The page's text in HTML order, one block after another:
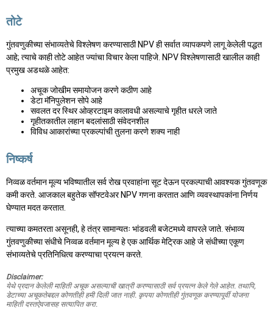
तोटे
गुंतवणुकीच्या संभाव्यतेचे विश्लेषण करण्यासाठी NPV ही सर्वात व्यापकपणे लागू केलेली पद्धत
आहे; त्याचे काही तोटे आहेत ज्यांचा विचार केला पाहिजे. NPV विश्लेषणासाठी खालील काही
प्रमुख अडथळे आहेत:
अचूक जोखीम समायोजन करणे कठीण आहे
डेटा मॅनिपुलेशन सोपे आहे
सवलत दर स्थिर ओव्हरटाइम कालावधी असल्याचे गृहीत धरले जाते
गृहीतकातील लहान बदलांसाठी संवेदनशील
विविध आकारांच्या प्रकल्पांची तुलना करणे शक्य नाही
निष्कर्ष
निव्वळ वर्तमान मूल्य भविष्यातील सर्व रोख प्रवाहांना सूट देऊन प्रकल्पाची आवश्यक गुंतवणूक
कमी करते. आजकाल बहुतेक सॉफ्टवेअर NPV गणना करतात आणि व्यवस्थापकांना निर्णय
घेण्यात मदत करतात.
त्याच्या कमतरता असूनही, हे तंत्र सामान्यतः भांडवली बजेटमध्ये वापरले जाते. संभाव्य
गुंतवणुकीच्या संधीचे निव्वळ वर्तमान मूल्य हे एक आर्थिक मेट्रिक आहे जे संधीच्या एकूण
संभाव्यतेचे प्रतिनिधित्व करण्याचा प्रयत्न करते.
Disclaimer:
येथे प्रदान केलेली माहिती अचूक असल्याची खात्री करण्यासाठी सर्व प्रयत्न केले गेले आहेत. तथापि,
डेटाच्या अचूकतेबद्दल कोणतीही हमी दिली जात नाही. कृपया कोणतीही गुंतवणूक करण्यापूर्वी योजना
माहिती दस्तऐवजासह सत्यापित करा.